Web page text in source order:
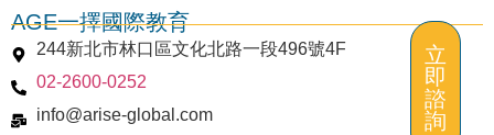
AGE一擇國際教育
244新北市林口區文化北路一段496號4F
02-2600-0252
info@arise-global.com
立
即
諮
詢